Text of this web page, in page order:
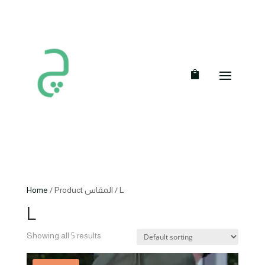
Home / Product المقاس / L
L
Showing all 5 results